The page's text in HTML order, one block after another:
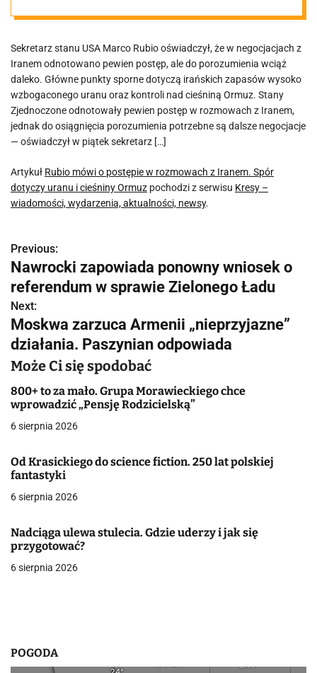
dotyczy uranu i
cieśniny Ormuz
Sekretarz stanu USA Marco Rubio oświadczył, że w negocjacjach z
Iranem odnotowano pewien postęp, ale do porozumienia wciąż
daleko. Główne punkty sporne dotyczą irańskich zapasów wysoko
wzbogaconego uranu oraz kontroli nad cieśniną Ormuz. Stany
Zjednoczone odnotowały pewien postęp w rozmowach z Iranem,
jednak do osiągnięcia porozumienia potrzebne są dalsze negocjacje
— oświadczył w piątek sekretarz […]
Artykuł Rubio mówi o postępie w rozmowach z Iranem. Spór
dotyczy uranu i cieśniny Ormuz pochodzi z serwisu Kresy –
wiadomości, wydarzenia, aktualności, newsy.
N
a
w
i
g
a
c
a
w
i
s
Previous:
Nawrocki zapowiada ponowny wniosek o
referendum w sprawie Zielonego Ładu
Next:
Moskwa zarzuca Armenii „nieprzyjazne”
działania. Paszynian odpowiada
Może Ci się spodobać
800+ to za mało. Grupa Morawieckiego chce
wprowadzić „Pensję Rodzicielską”
6 sierpnia 2026
Od Krasickiego do science fiction. 250 lat polskiej
fantastyki
6 sierpnia 2026
Nadciąga ulewa stulecia. Gdzie uderzy i jak się
przygotować?
6 sierpnia 2026
POGODA